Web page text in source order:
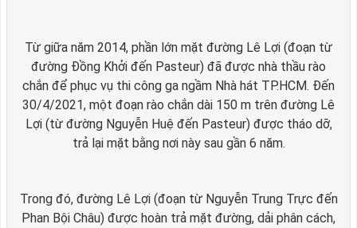
Từ giữa năm 2014, phần lớn mặt đường Lê Lợi (đoạn từ
đường Đồng Khởi đến Pasteur) đã được nhà thầu rào
chắn để phục vụ thi công ga ngầm Nhà hát TP.HCM. Đến
30/4/2021, một đoạn rào chắn dài 150 m trên đường Lê
Lợi (từ đường Nguyễn Huệ đến Pasteur) được tháo dỡ,
trả lại mặt bằng nơi này sau gần 6 năm.
Trong đó, đường Lê Lợi (đoạn từ Nguyễn Trung Trực đến
Phan Bội Châu) được hoàn trả mặt đường, dải phân cách,